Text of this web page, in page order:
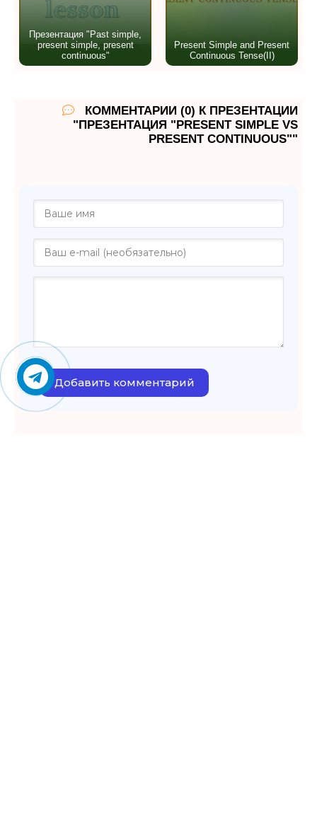
Презентация "Past simple,
present simple, present
continuous"
Present Simple and Present
Continuous Tense(II)
КОММЕНТАРИИ (0) К ПРЕЗЕНТАЦИИ
"ПРЕЗЕНТАЦИЯ "PRESENT SIMPLE VS
PRESENT CONTINUOUS""
Добавить комментарий